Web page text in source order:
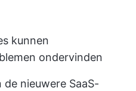
kunnen
ondervinden
nieuwere SaaS-